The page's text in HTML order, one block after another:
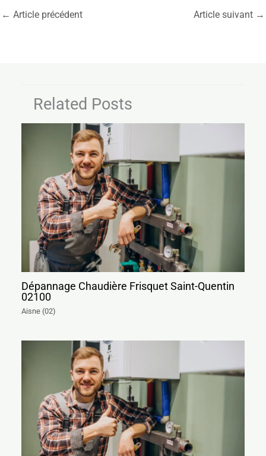
← Article précédent Article suivant →
Related Posts
Dépannage Chaudière Frisquet Saint-Quentin
02100
Aisne (02)